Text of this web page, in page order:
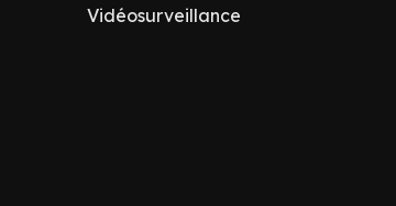
Vidéosurveillance